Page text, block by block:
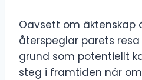
Oavsett om äktenskap
återspeglar parets
grund som potentiellt
steg i framtiden när